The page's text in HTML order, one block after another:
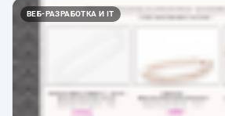
ВЕБ-РАЗРАБОТКА И IT